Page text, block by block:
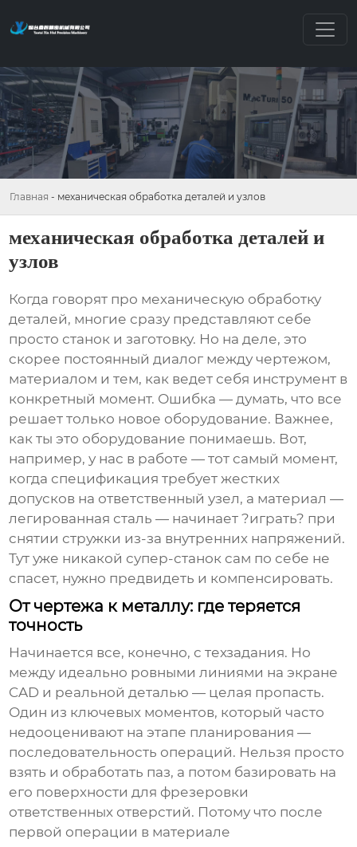
Главная - механическая обработка деталей и узлов
механическая обработка деталей и
узлов
Когда говорят про механическую обработку
деталей, многие сразу представляют себе
просто станок и заготовку. Но на деле, это
скорее постоянный диалог между чертежом,
материалом и тем, как ведет себя инструмент в
конкретный момент. Ошибка — думать, что все
решает только новое оборудование. Важнее,
как ты это оборудование понимаешь. Вот,
например, у нас в работе — тот самый момент,
когда спецификация требует жестких
допусков на ответственный узел, а материал —
легированная сталь — начинает ?играть? при
снятии стружки из-за внутренних напряжений.
Тут уже никакой супер-станок сам по себе не
спасет, нужно предвидеть и компенсировать.
От чертежа к металлу: где теряется
точность
Начинается все, конечно, с техзадания. Но
между идеально ровными линиями на экране
CAD и реальной деталью — целая пропасть.
Один из ключевых моментов, который часто
недооценивают на этапе планирования —
последовательность операций. Нельзя просто
взять и обработать паз, а потом базировать на
его поверхности для фрезеровки
ответственных отверстий. Потому что после
первой операции в материале